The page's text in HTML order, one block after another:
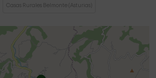
Casas Rurales Belmonte (Asturias)